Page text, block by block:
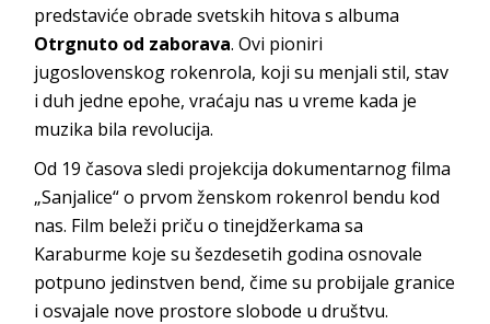
predstaviće obrade svetskih hitova s albuma
Otrgnuto od zaborava. Ovi pioniri
jugoslovenskog rokenrola, koji su menjali stil, stav
i duh jedne epohe, vraćaju nas u vreme kada je
muzika bila revolucija.
Od 19 časova sledi projekcija dokumentarnog filma
„Sanjalice“ o prvom ženskom rokenrol bendu kod
nas. Film beleži priču o tinejdžerkama sa
Karaburme koje su šezdesetih godina osnovale
potpuno jedinstven bend, čime su probijale granice
i osvajale nove prostore slobode u društvu.